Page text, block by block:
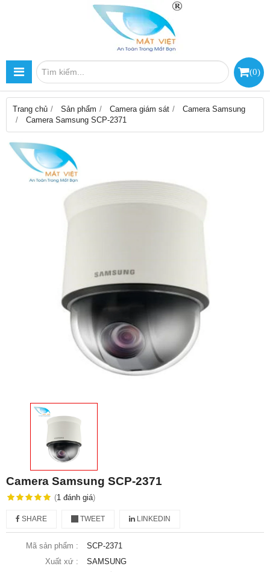
(0)
Trang chủ Sản phẩm Camera giám sát
Camera Samsung
Camera Samsung SCP-2371
Camera Samsung SCP-2371
(1 đánh giá)
SHARE TWEET LINKEDIN
Mã sản phẩm :
SCP-2371
Xuất xứ :
SAMSUNG